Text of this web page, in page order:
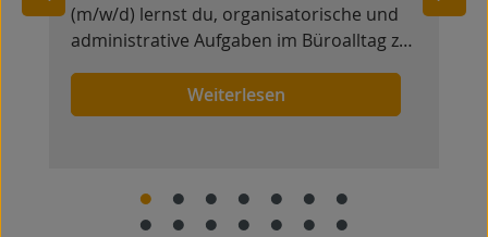
(m/w/d) lernst du, organisatorische und
administrative Aufgaben im Büroalltag zu
verschiedene Bereiche des
Unternehmens und erhältst Einblicke in
Weiterlesen